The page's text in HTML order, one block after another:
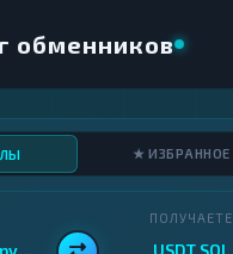
обменников
★ ИЗБРАННОЕ
Российский рубль
ПОЛУЧАЕТЕ
USDT SOL